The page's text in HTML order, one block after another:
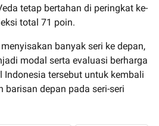
tetap bertahan di peringkat ke-
total 71 poin.
banyak seri ke depan,
modal serta evaluasi berharga
tersebut untuk kembali
barisan depan pada seri-seri